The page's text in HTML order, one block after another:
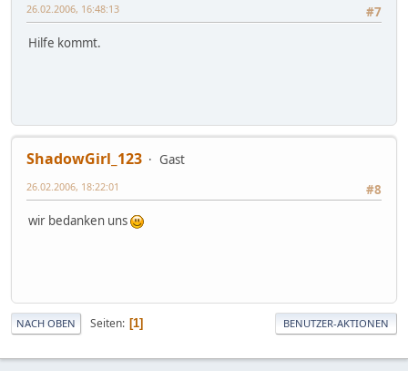
#7
26.02.2006, 16:48:13
Hilfe kommt.
ShadowGirl_123
Gast
#8
26.02.2006, 18:22:01
wir bedanken uns
NACH OBEN Seiten 1 BENUTZER-AKTIONEN